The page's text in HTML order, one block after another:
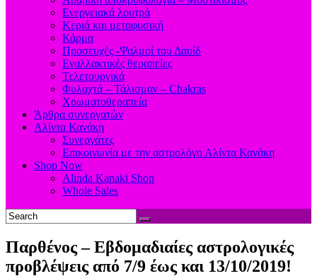
Ενεργειακά λουτρά
Κεριά και μεταφυσική
Κάρμα
Προσευχές -Ψαλμοί του Δαυίδ
Εναλλακτικές θεραπείες
Τελετουργικά
Φυλαχτά – Τάλισμαν – Chakras
Χρωματοθεραπεία
Άρθρα συνεργατών
Αλίντα Κανάκη
Συνεργάτες
Επικοινωνία με την αστρολόγο Αλίντα Κανάκη
Shop Now
Alinda Kanaki Shop
Whole Sales
Παρθένος – Εβδομαδιαίες αστρολογικές
προβλέψεις από 7/9 έως και 13/10/2019!